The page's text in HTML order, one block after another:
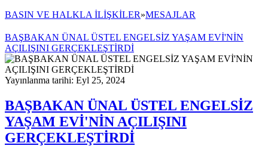
BASIN VE HALKLA İLİŞKİLER»MESAJLAR
BAŞBAKAN ÜNAL ÜSTEL ENGELSİZ YAŞAM EVİ'NİN
AÇILIŞINI GERÇEKLEŞTİRDİ
Yayınlanma tarihi: Eyl 25, 2024
BAŞBAKAN ÜNAL ÜSTEL ENGELSİZ
YAŞAM EVİ'NİN AÇILIŞINI
GERÇEKLEŞTİRDİ